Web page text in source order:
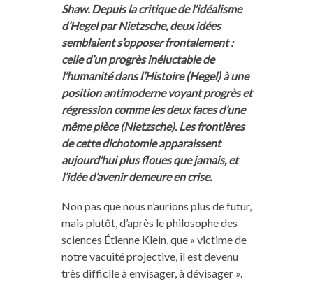
Shaw. Depuis la critique de l’idéalisme
d’Hegel par Nietzsche, deux idées
semblaient s’opposer frontalement :
celle d’un progrès inéluctable de
l’humanité dans l’Histoire (Hegel) à une
position antimoderne voyant progrès et
régression comme les deux faces d’une
même pièce (Nietzsche). Les frontières
de cette dichotomie apparaissent
aujourd’hui plus floues que jamais, et
l’idée d’avenir demeure en crise.
Non pas que nous n’aurions plus de futur,
mais plutôt, d’après le philosophe des
sciences Étienne Klein, que « victime de
notre vacuité projective, il est devenu
très difficile à envisager, à dévisager ».